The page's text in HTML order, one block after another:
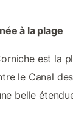
à la plage
est la
le Canal
belle